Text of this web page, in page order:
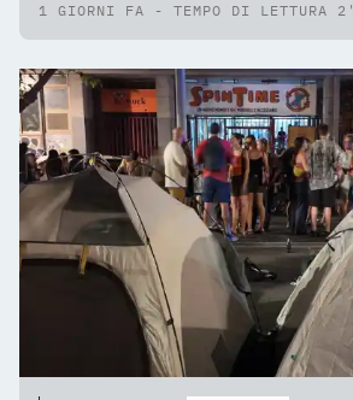
1 GIORNI FA - TEMPO DI LETTURA 2'